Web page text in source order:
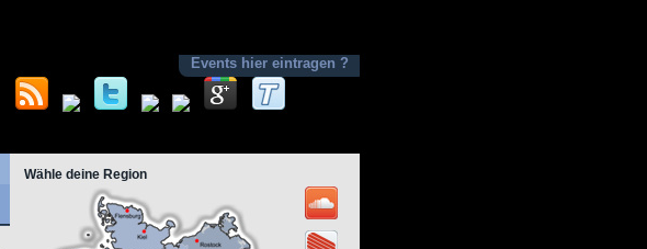
Events hier eintragen ?
Wähle deine Region